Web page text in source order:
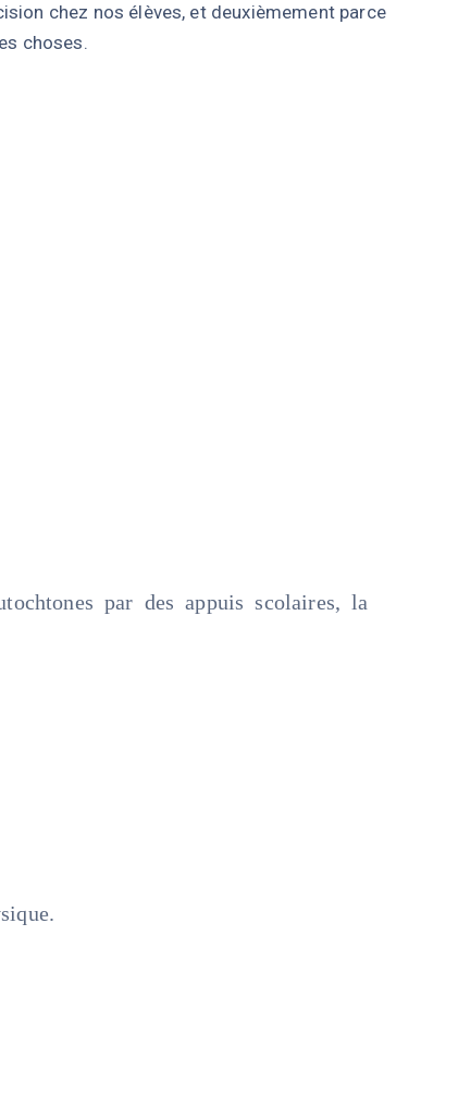
chez nos élèves, et deuxièmement parce
choses.
par des appuis scolaires, la